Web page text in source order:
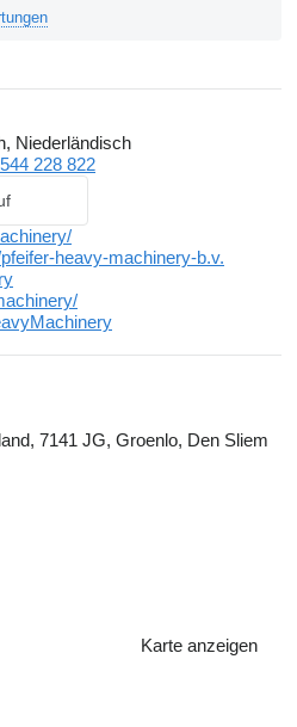
Niederländisch
228 822
heavy-machinery-b.v.
7141 JG, Groenlo, Den Sliem
Karte anzeigen